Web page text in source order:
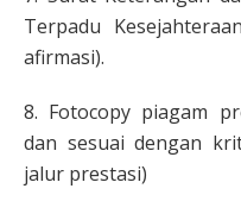
Terpadu
afirmasi).
8. Fotocopy piagam
dan sesuai dengan
jalur prestasi)